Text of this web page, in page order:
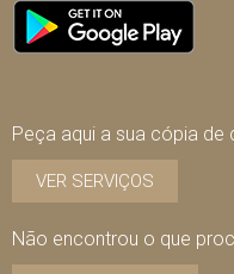
Peça aqui a sua cópia de
VER SERVIÇOS
Não encontrou o que